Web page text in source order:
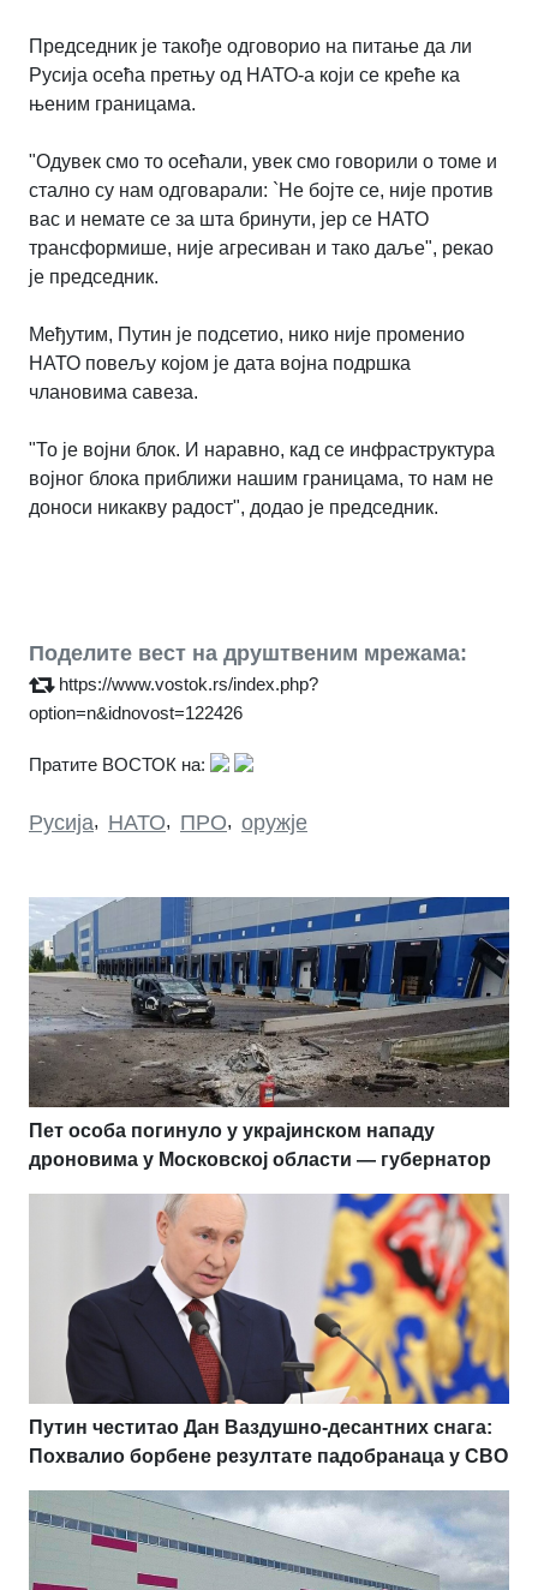
Председник је такође одговорио на питање да ли
Русија осећа претњу од НАТО-а који се креће ка
њеним границама.
"Одувек смо то осећали, увек смо говорили о томе и
стално су нам одговарали: `Не бојте се, није против
вас и немате се за шта бринути, јер се НАТО
трансформише, није агресиван и тако даље", рекао
је председник.
Међутим, Путин је подсетио, нико није променио
НАТО повељу којом је дата војна подршка
члановима савеза.
"То је војни блок. И наравно, кад се инфраструктура
војног блока приближи нашим границама, то нам не
доноси никакву радост", додао је председник.
Поделите вест на друштвеним мрежама:
https://www.vostok.rs/index.php?
option=n&idnovost=122426
Пратите ВОСТОК на:
Русија, НАТО, ПРО, оружје
Пет особа погинуло у украјинском нападу
дроновима у Московској области — губернатор
Путин честитао Дан Ваздушно-десантних снага:
Похвалио борбене резултате падобранаца у СВО